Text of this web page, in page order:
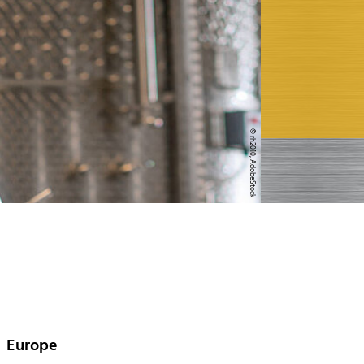
© rh2010, AdobeStock
Europe